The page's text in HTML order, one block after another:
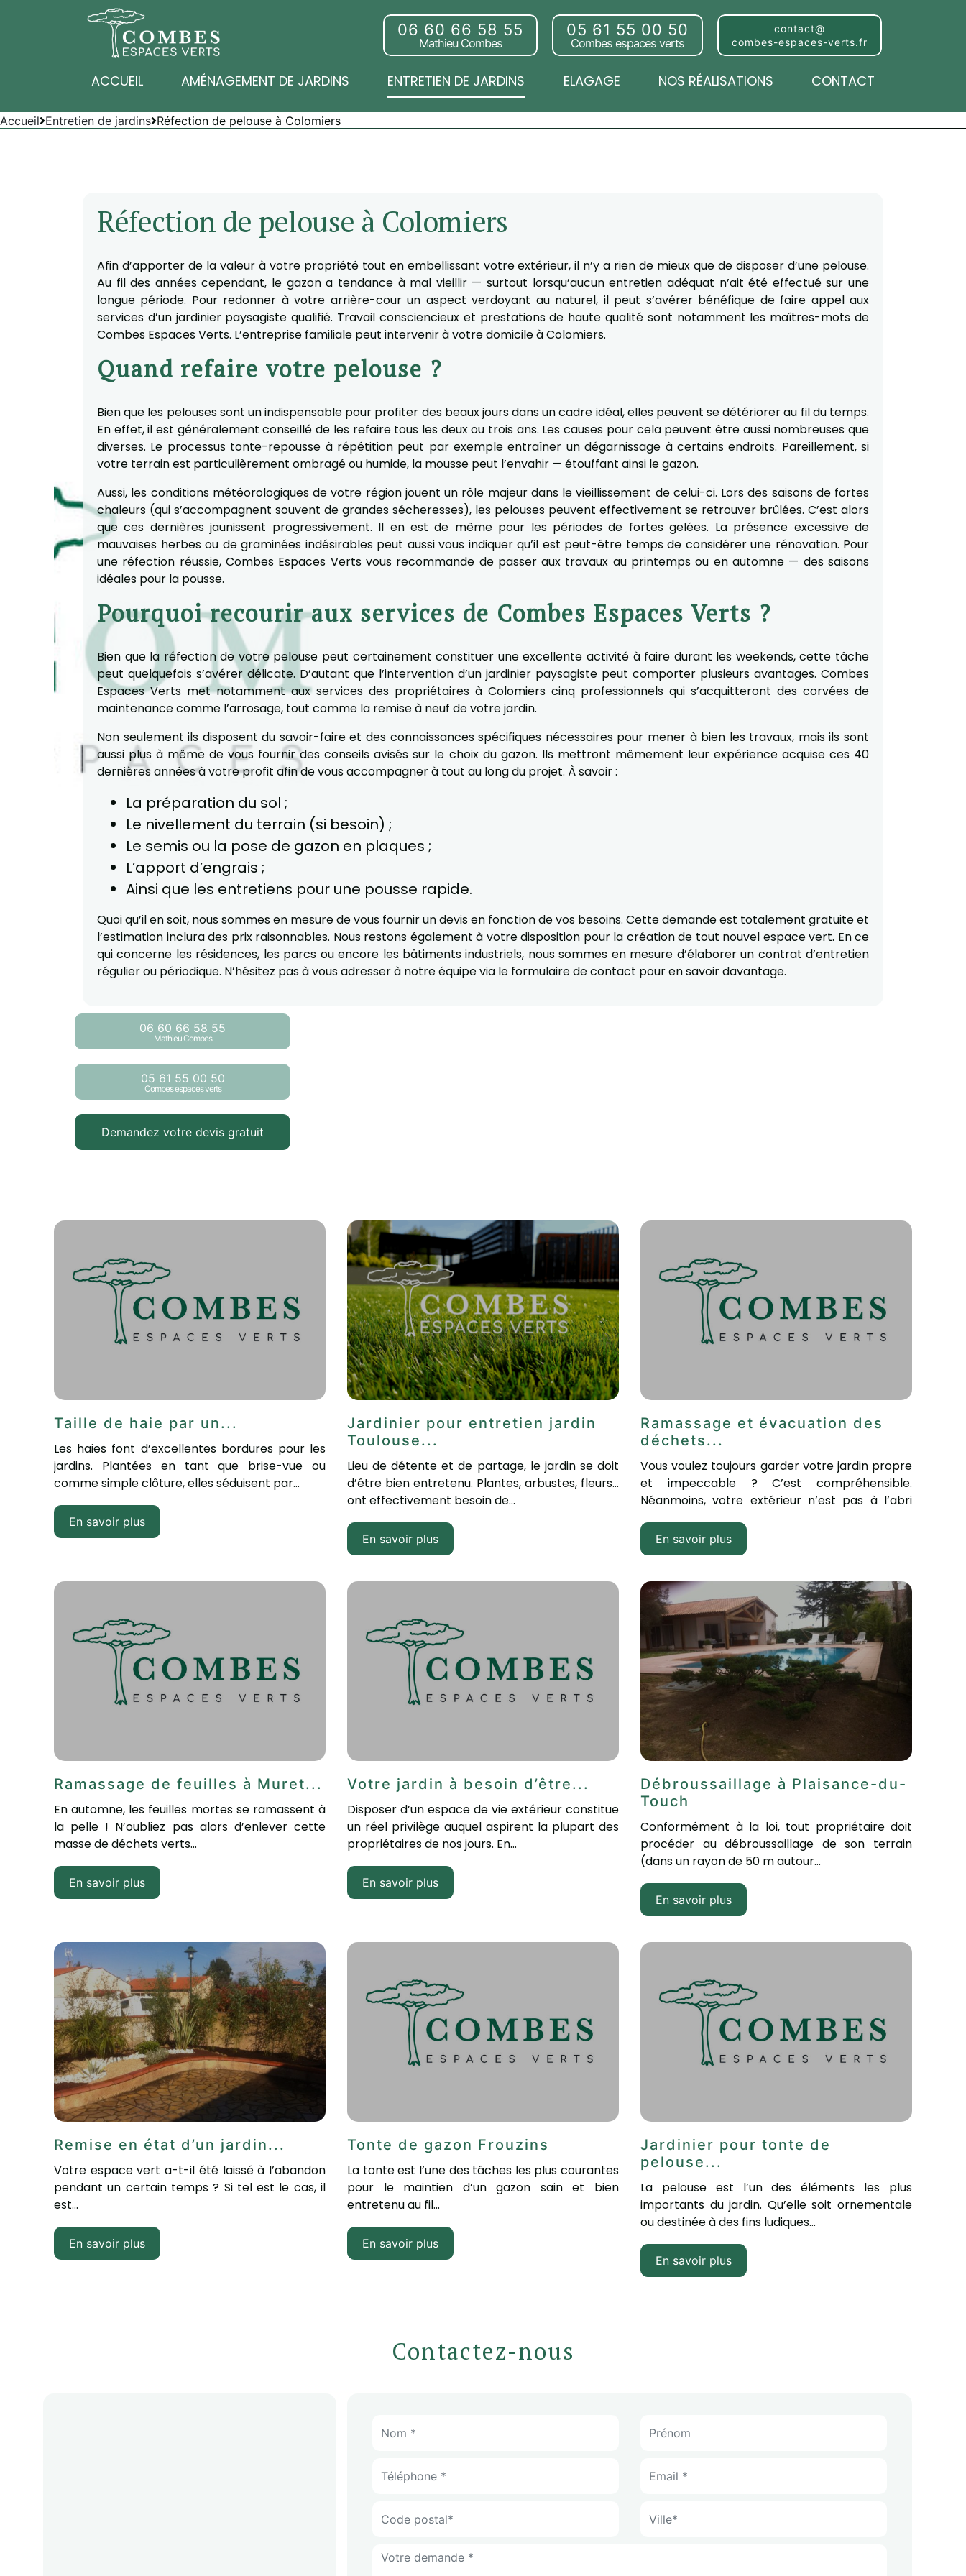
ACCUEIL AMÉNAGEMENT DE JARDINS ENTRETIEN DE JARDINS ELAGAGE NOS RÉALISATIONS CONTACT
06 60 66 58 55
Mathieu Combes
05 61 55 00 50
Combes espaces verts
contact@
combes-espaces-verts.fr
Accueil Entretien de jardins Réfection de pelouse à Colomiers
Réfection de pelouse à Colomiers
Afin d’apporter de la valeur à votre propriété tout en embellissant votre extérieur, il n’y a rien de mieux que de disposer d’une pelouse.
Au fil des années cependant, le gazon a tendance à mal vieillir — surtout lorsqu’aucun entretien adéquat n’ait été effectué sur une
longue période. Pour redonner à votre arrière-cour un aspect verdoyant au naturel, il peut s’avérer bénéfique de faire appel aux
services d’un jardinier paysagiste qualifié. Travail consciencieux et prestations de haute qualité sont notamment les maîtres-mots de
Combes Espaces Verts. L’entreprise familiale peut intervenir à votre domicile à Colomiers.
Quand refaire votre pelouse ?
Bien que les pelouses sont un indispensable pour profiter des beaux jours dans un cadre idéal, elles peuvent se détériorer au fil du temps.
En effet, il est généralement conseillé de les refaire tous les deux ou trois ans. Les causes pour cela peuvent être aussi nombreuses que
diverses. Le processus tonte-repousse à répétition peut par exemple entraîner un dégarnissage à certains endroits. Pareillement, si
votre terrain est particulièrement ombragé ou humide, la mousse peut l’envahir — étouffant ainsi le gazon.
Aussi, les conditions météorologiques de votre région jouent un rôle majeur dans le vieillissement de celui-ci. Lors des saisons de fortes
chaleurs (qui s’accompagnent souvent de grandes sécheresses), les pelouses peuvent effectivement se retrouver brûlées. C’est alors
que ces dernières jaunissent progressivement. Il en est de même pour les périodes de fortes gelées. La présence excessive de
mauvaises herbes ou de graminées indésirables peut aussi vous indiquer qu’il est peut-être temps de considérer une rénovation. Pour
une réfection réussie, Combes Espaces Verts vous recommande de passer aux travaux au printemps ou en automne — des saisons
idéales pour la pousse.
Pourquoi recourir aux services de Combes Espaces Verts ?
Bien que la réfection de votre pelouse peut certainement constituer une excellente activité à faire durant les weekends, cette tâche
peut quelquefois s’avérer délicate. D’autant que l’intervention d’un jardinier paysagiste peut comporter plusieurs avantages. Combes
Espaces Verts met notamment aux services des propriétaires à Colomiers cinq professionnels qui s’acquitteront des corvées de
maintenance comme l’arrosage, tout comme la remise à neuf de votre jardin.
Non seulement ils disposent du savoir-faire et des connaissances spécifiques nécessaires pour mener à bien les travaux, mais ils sont
aussi plus à même de vous fournir des conseils avisés sur le choix du gazon. Ils mettront mêmement leur expérience acquise ces 40
dernières années à votre profit afin de vous accompagner à tout au long du projet. À savoir :
La préparation du sol ;
Le nivellement du terrain (si besoin) ;
Le semis ou la pose de gazon en plaques ;
L’apport d’engrais ;
Ainsi que les entretiens pour une pousse rapide.
Quoi qu’il en soit, nous sommes en mesure de vous fournir un devis en fonction de vos besoins. Cette demande est totalement gratuite et
l’estimation inclura des prix raisonnables. Nous restons également à votre disposition pour la création de tout nouvel espace vert. En ce
qui concerne les résidences, les parcs ou encore les bâtiments industriels, nous sommes en mesure d’élaborer un contrat d’entretien
régulier ou périodique. N’hésitez pas à vous adresser à notre équipe via le formulaire de contact pour en savoir davantage.
06 60 66 58 55
Mathieu Combes
05 61 55 00 50
Combes espaces verts
Demandez votre devis gratuit
Taille de haie par un...
Les haies font d’excellentes bordures pour les
jardins. Plantées en tant que brise-vue ou
comme simple clôture, elles séduisent par...
En savoir plus
Jardinier pour entretien jardin
Toulouse...
Lieu de détente et de partage, le jardin se doit
d’être bien entretenu. Plantes, arbustes, fleurs...
ont effectivement besoin de...
En savoir plus
Ramassage et évacuation des
déchets...
Vous voulez toujours garder votre jardin propre
et impeccable ? C’est compréhensible.
Néanmoins, votre extérieur n’est pas à l’abri
En savoir plus
Ramassage de feuilles à Muret...
En automne, les feuilles mortes se ramassent à
la pelle ! N’oubliez pas alors d’enlever cette
masse de déchets verts...
En savoir plus
Votre jardin à besoin d’être...
Disposer d’un espace de vie extérieur constitue
un réel privilège auquel aspirent la plupart des
propriétaires de nos jours. En...
En savoir plus
Débroussaillage à Plaisance-du-
Touch
Conformément à la loi, tout propriétaire doit
procéder au débroussaillage de son terrain
(dans un rayon de 50 m autour...
En savoir plus
Remise en état d’un jardin...
Votre espace vert a-t-il été laissé à l’abandon
pendant un certain temps ? Si tel est le cas, il
est...
En savoir plus
Tonte de gazon Frouzins
La tonte est l’une des tâches les plus courantes
pour le maintien d’un gazon sain et bien
entretenu au fil...
En savoir plus
Jardinier pour tonte de
pelouse...
La pelouse est l’un des éléments les plus
importants du jardin. Qu’elle soit ornementale
ou destinée à des fins ludiques...
En savoir plus
Contactez-nous